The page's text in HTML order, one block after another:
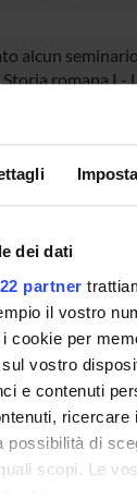
dei dati
partner
il vostro
cookie per
vostro
e contenuti
ricercare
possibilità di
scopi. Le
solo su
alcun
romana I -